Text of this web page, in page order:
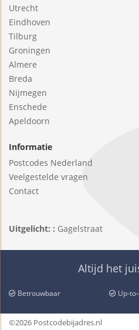
Utrecht
Eindhoven
Tilburg
Groningen
Almere
Breda
Nijmegen
Enschede
Apeldoorn
Informatie
Postcodes Nederland
Veelgestelde vragen
Contact
Uitgelicht: : Gagelstraat
Altijd het
Betrouwbaar Up-
©2026 Postcodebijadres.nl